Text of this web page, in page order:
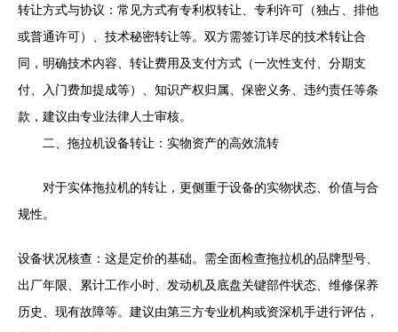
转让方式与协议：常见方式有专利权转让、专利许可（独占、排他
或普通许可）、技术秘密转让等。双方需签订详尽的技术转让合
同，明确技术内容、转让费用及支付方式（一次性支付、分期支
付、入门费加提成等）、知识产权归属、保密义务、违约责任等条
款，建议由专业法律人士审核。
二、拖拉机设备转让：实物资产的高效流转
对于实体拖拉机的转让，更侧重于设备的实物状态、价值与合
规性。
设备状况核查：这是定价的基础。需全面检查拖拉机的品牌型号、
出厂年限、累计工作小时、发动机及底盘关键部件状态、维修保养
历史、现有故障等。建议由第三方专业机构或资深机手进行评估，